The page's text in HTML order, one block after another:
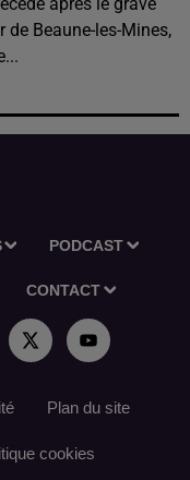
Beaune-les-Mines,
PODCAST
CONTACT
Plan du site
cookies